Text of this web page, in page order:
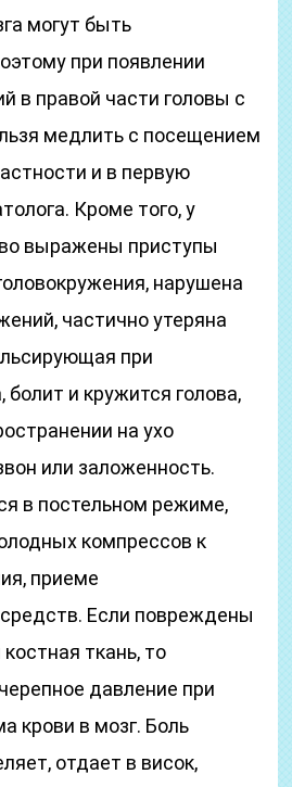
могут быть
при появлении
в правой части головы с
медлить с посещением
и в первую
Кроме того, у
выражены приступы
нарушена
частично утеряна
при
болит и кружится голова,
на ухо
или заложенность.
в постельном режиме,
компрессов к
приеме
Если повреждены
ткань, то
давление при
крови в мозг. Боль
отдает в висок,